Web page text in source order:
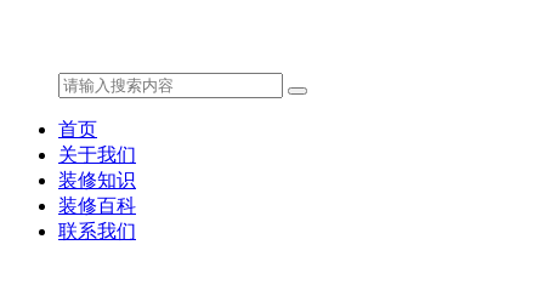
首页
关于我们
装修知识
装修百科
联系我们